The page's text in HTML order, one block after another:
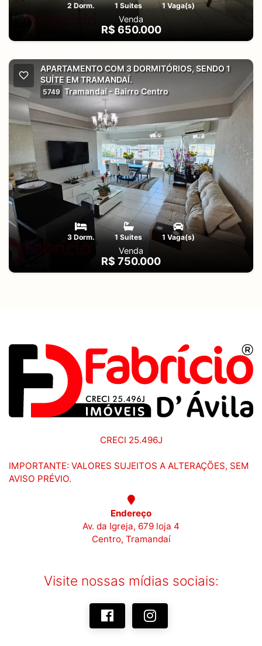
2 Dorm. 1 Suites 1 Vaga(s)
Venda
R$ 650.000
APARTAMENTO COM 3 DORMITÓRIOS, SENDO 1
SUÍTE EM TRAMANDAÍ.
5749 Tramandaí - Bairro Centro
3 Dorm. 1 Suites 1 Vaga(s)
Venda
R$ 750.000
CRECI 25.496J
IMPORTANTE: VALORES SUJEITOS A ALTERAÇÕES, SEM
AVISO PRÉVIO.
Endereço
Av. da Igreja, 679 loja 4
Centro, Tramandaí
Visite nossas mídias sociais: